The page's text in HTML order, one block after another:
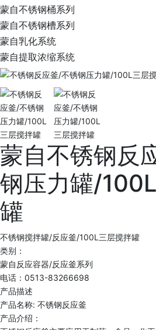
蒙自不锈钢桶系列
蒙自不锈钢槽系列
蒙自乳化系统
蒙自提取浓缩系统
蒙自不锈钢反
钢压力罐/
罐
不锈钢搅拌罐/反应釜/100L三层搅拌罐
类别：
蒙自反应容器/反应釜系列
电话：0513-83266698
产品描述
产品名称: 不锈钢反应釜
产品介绍：